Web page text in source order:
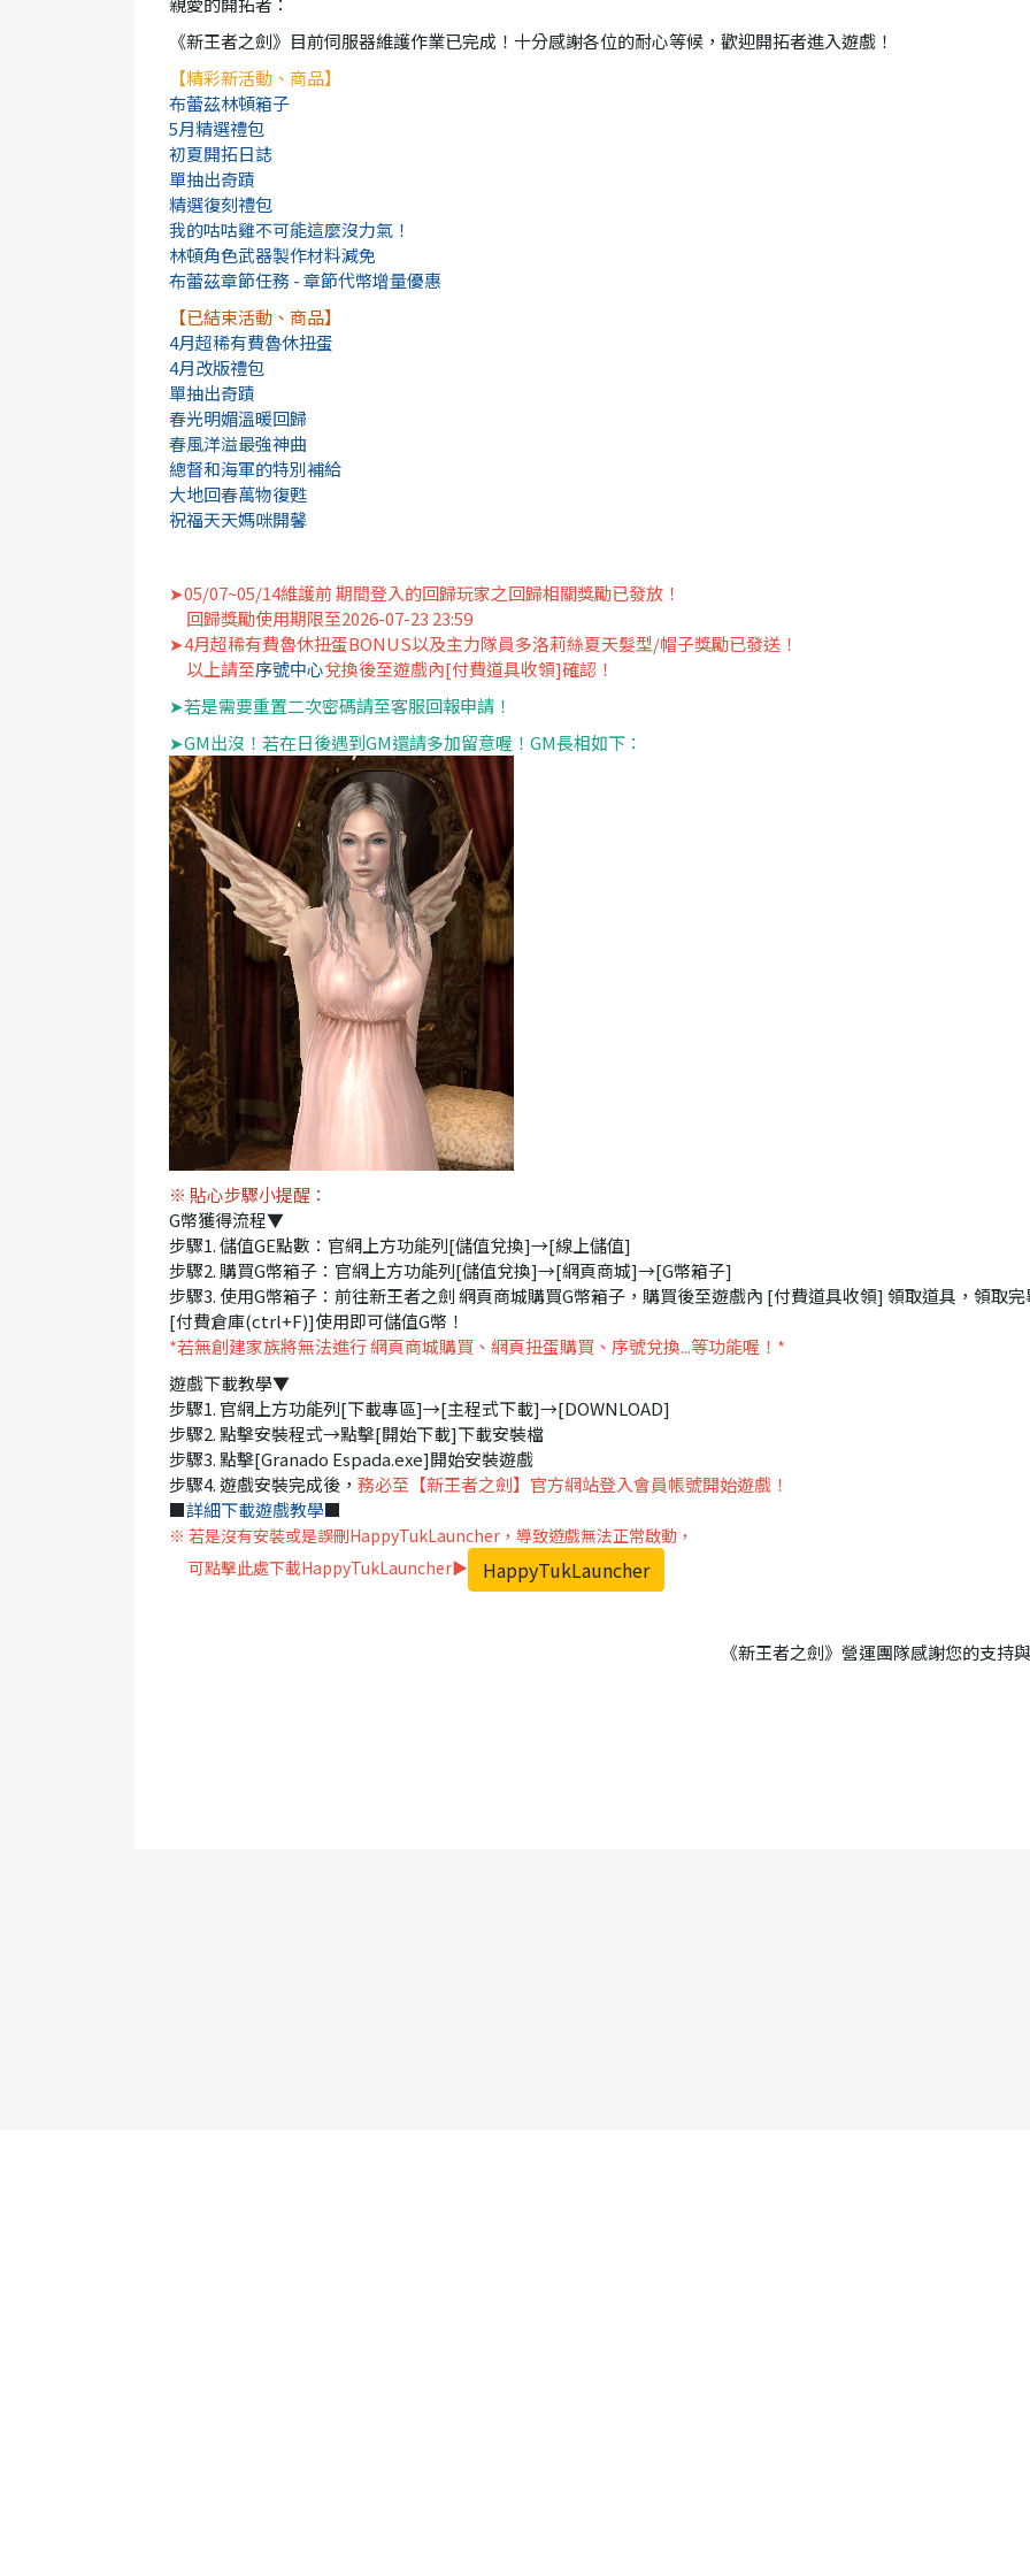
《新王者之劍》目前伺服器維護作業已完成！十分感謝各位的耐心等候，歡迎開拓者進入遊戲！
【精彩新活動、商品】
布蕾茲林頓箱子
5月精選禮包
初夏開拓日誌
單抽出奇蹟
精選復刻禮包
我的咕咕雞不可能這麼沒力氣！
林頓角色武器製作材料減免
布蕾茲章節任務 - 章節代幣增量優惠
【已結束活動、商品】
4月超稀有費魯休扭蛋
4月改版禮包
單抽出奇蹟
春光明媚溫暖回歸
春風洋溢最強神曲
總督和海軍的特別補給
大地回春萬物復甦
祝福天天媽咪開馨
➤05/07~05/14維護前 期間登入的回歸玩家之回歸相關獎勵已發放！
回歸獎勵使用期限至2026-07-23 23:59
➤4月超稀有費魯休扭蛋BONUS以及主力隊員多洛莉絲夏天髮型/帽子獎勵已發送！
以上請至序號中心兌換後至遊戲內[付費道具收領]確認！
➤若是需要重置二次密碼請至客服回報申請！
➤GM出沒！若在日後遇到GM還請多加留意喔！GM長相如下：
※ 貼心步驟小提醒：
G幣獲得流程▼
步驟1. 儲值GE點數：官網上方功能列[儲值兌換]→[線上儲值]
步驟2. 購買G幣箱子：官網上方功能列[儲值兌換]→[網頁商城]→[G幣箱子]
步驟3. 使用G幣箱子：前往新王者之劍 網頁商城購買G幣箱子，購買後至遊戲內 [付費道具收領] 領取道具，領取
[付費倉庫(ctrl+F)]使用即可儲值G幣！
*若無創建家族將無法進行 網頁商城購買、網頁扭蛋購買、序號兌換...等功能喔！*
遊戲下載教學▼
步驟1. 官網上方功能列[下載專區]→[主程式下載]→[DOWNLOAD]
步驟2. 點擊安裝程式→點擊[開始下載]下載安裝檔
步驟3. 點擊[Granado Espada.exe]開始安裝遊戲
步驟4. 遊戲安裝完成後， 務必至【新王者之劍】官方網站登入會員帳號開始遊戲！
■詳細下載遊戲教學■
※ 若是沒有安裝或是誤刪HappyTukLauncher，導致遊戲無法正常啟動，
可點擊此處下載HappyTukLauncher▶
HappyTukLauncher
《新王者之劍》營運團隊感謝您的支持